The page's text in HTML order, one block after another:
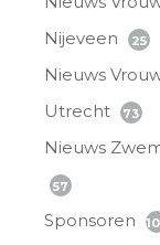
Nijeveen
25
Nieuws
Utrecht
73
Nieuws
57
Sponsoren